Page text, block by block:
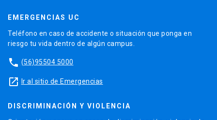
EMERGENCIAS UC
Teléfono en caso de accidente o situación que ponga en
riesgo tu vida dentro de algún campus.
phone (56)95504 5000
launch Ir al sitio de Emergencias
DISCRIMINACIÓN Y VIOLENCIA